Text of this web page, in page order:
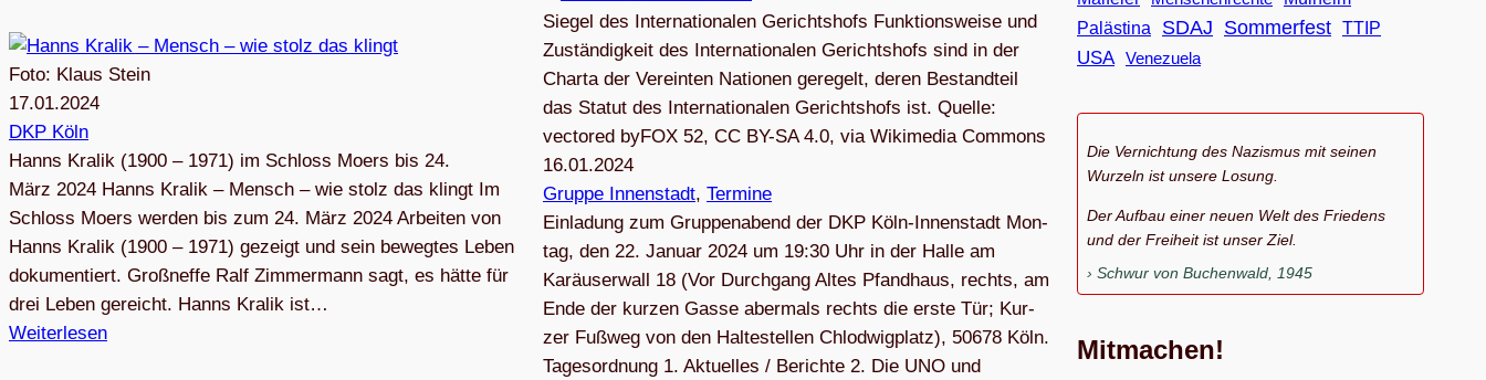
Foto: Klaus Stein
17.01.2024
DKP Köln
Hanns Kra­lik (1900 – 1971) im Schloss Moers bis 24.
März 2024 Hanns Kra­lik – Mensch – wie stolz das klingt Im
Schloss Moers wer­den bis zum 24. März 2024 Arbei­ten von
Hanns Kra­lik (1900 – 1971) gezeigt und sein beweg­tes Leben
doku­men­tiert. Groß­neffe Ralf Zim­mer­mann sagt, es hätte für
drei Leben gereicht. Hanns Kra­lik ist…
Weiterlesen
Siegel des Internationalen Gerichtshofs Funktionsweise und
Zuständigkeit des Internationalen Gerichtshofs sind in der
Charta der Vereinten Nationen geregelt, deren Bestandteil
das Statut des Internationalen Gerichtshofs ist. Quelle:
vectored byFOX 52, CC BY-SA 4.0, via Wikimedia Commons
16.01.2024
Gruppe Innenstadt, Termine
Ein­la­dung zum Grup­pen­abend der DKP Köln-Innenstadt Mon­
tag, den 22. Januar 2024 um 19:30 Uhr in der Halle am
Karäu­ser­wall 18 (Vor Durch­gang Altes Pfand­haus, rechts, am
Ende der kur­zen Gasse aber­mals rechts die erste Tür; Kur­
zer Fuß­weg von den Hal­te­stel­len Chlod­wig­platz), 50678 Köln.
Tages­ord­nung 1. Aktu­el­les / Berichte 2. Die UNO und
Palästina
SDAJ Sommerfest TTIP
USA Venezuela
Die Vernichtung des Nazismus mit seinen
Wurzeln ist unsere Losung.
Der Aufbau einer neuen Welt des Friedens
und der Freiheit ist unser Ziel.
Schwur von Buchenwald, 1945
Mitmachen!